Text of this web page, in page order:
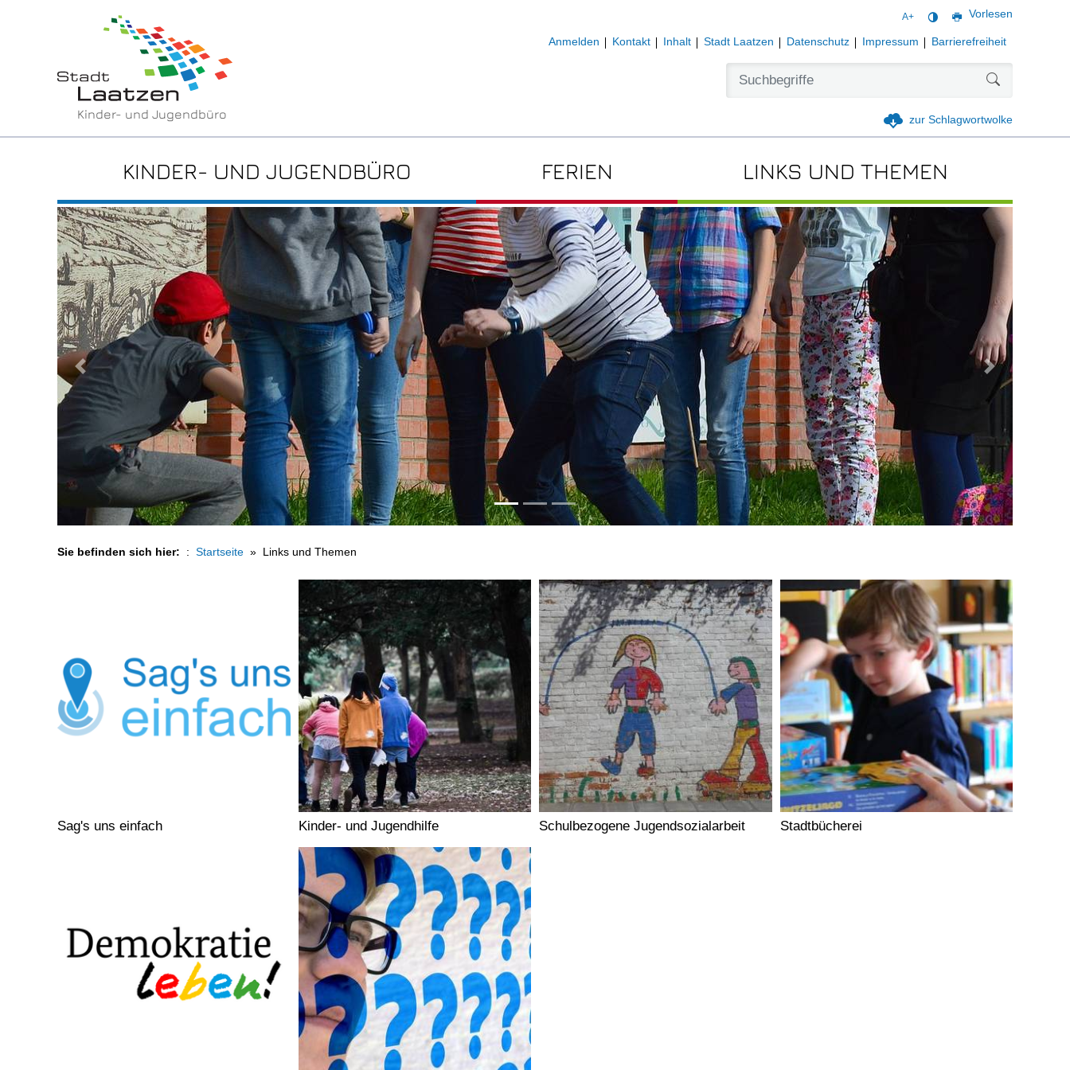
Kinder- und Jugendbüro
A+ Vorlesen
Anmelden Kontakt Inhalt Stadt Laatzen Datenschutz Impressum Barrierefreiheit
zur Schlagwortwolke
KINDER- UND JUGENDBÜRO FERIEN LINKS UND THEMEN
Vorheriges Bild Nächstes Bild
Sie befinden sich hier: Startseite Links und Themen
Sag's uns einfach Kinder- und Jugendhilfe Schulbezogene Jugendsozialarbeit Stadtbücherei